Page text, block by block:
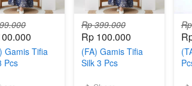
Gamis Tifia
Pcs
Rp 399.000
Rp 100.000
(FA) Gamis Tifia
Silk 3 Pcs